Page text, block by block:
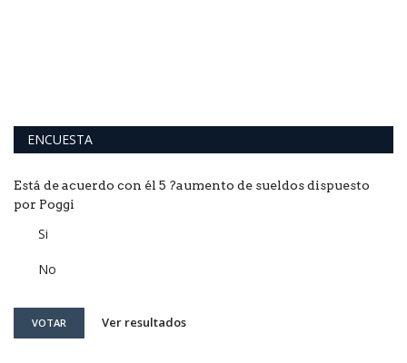
ENCUESTA
Está de acuerdo con él 5 ?aumento de sueldos dispuesto
por Poggi
Si
No
VOTAR Ver resultados